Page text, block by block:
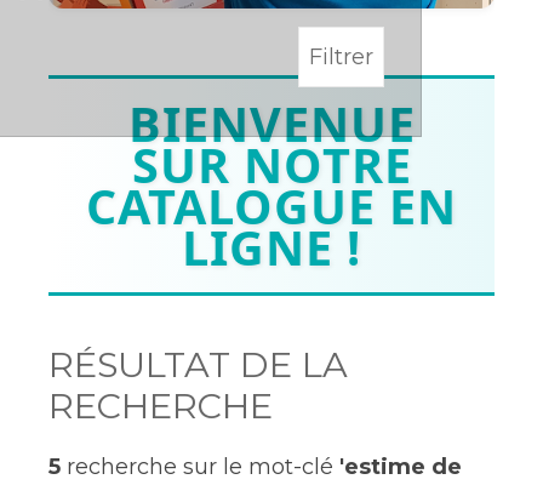
BIENVENUE
SUR NOTRE
CATALOGUE EN
LIGNE !
RÉSULTAT DE LA
RECHERCHE
5 recherche sur le mot-clé 'estime de